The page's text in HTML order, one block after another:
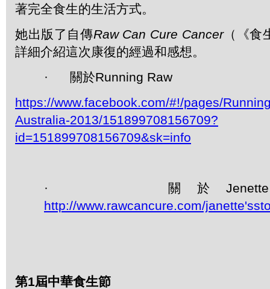
著完全食生的生活方式。
她出版了自傳Raw Can Cure Cancer（《食
詳細介紹這次康復的經過和感想。
· 關於Running Raw
https://www.facebook.com/#!/pages/
Australia-2013/151899708156709?
id=151899708156709&sk=info
· 關於Jenette
http://www.rawcancure.com/
第1屆中華食生節